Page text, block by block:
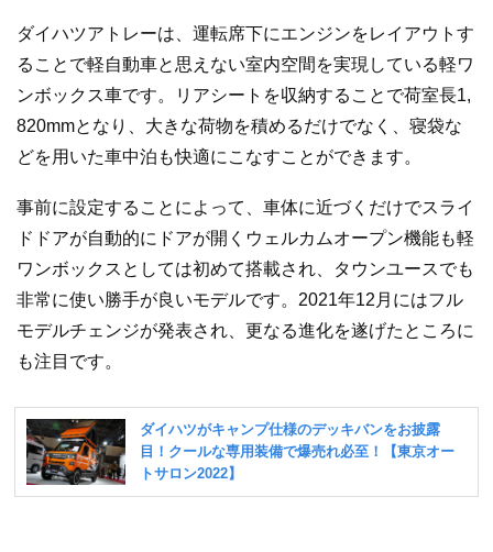
ダイハツアトレーは、運転席下にエンジンをレイアウトす
ることで軽自動車と思えない室内空間を実現している軽ワ
ンボックス車です。リアシートを収納することで荷室長1,
820mmとなり、大きな荷物を積めるだけでなく、寝袋な
どを用いた車中泊も快適にこなすことができます。
事前に設定することによって、車体に近づくだけでスライ
ドドアが自動的にドアが開くウェルカムオープン機能も軽
ワンボックスとしては初めて搭載され、タウンユースでも
非常に使い勝手が良いモデルです。2021年12月にはフル
モデルチェンジが発表され、更なる進化を遂げたところに
も注目です。